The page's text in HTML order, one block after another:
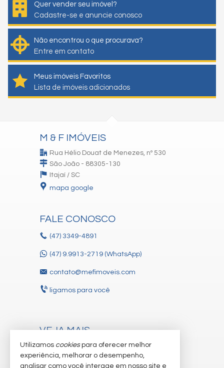
Quer vender seu imóvel?
Cadastre-se e anuncie conosco
Não encontrou o que procurava?
Entre em contato
Meus imóveis Favoritos
Lista de imóveis adicionados
M & F IMÓVEIS
Rua Hélio Douat de Menezes, nº 530
São João - 88305-130
Itajaí / SC
mapa google
FALE CONOSCO
(47) 3349-4891
(47) 9.9913-2719 (WhatsApp)
contato@mefimoveis.com
ligamos para você
VEJA MAIS
receba nosso newsletter
cadastre seu imóvel
Utilizamos cookiespara oferecer melhor
experiência, melhorar o desempenho,
analisar como você interage em nosso site e